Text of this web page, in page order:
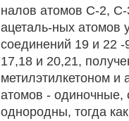
налов атомов С-2,
ацеталь-ных атомов
соединений 19 и 22
17,18 и 20,21,
метилэтилкетоном и
атомов - одиночные,
однородны, тогда